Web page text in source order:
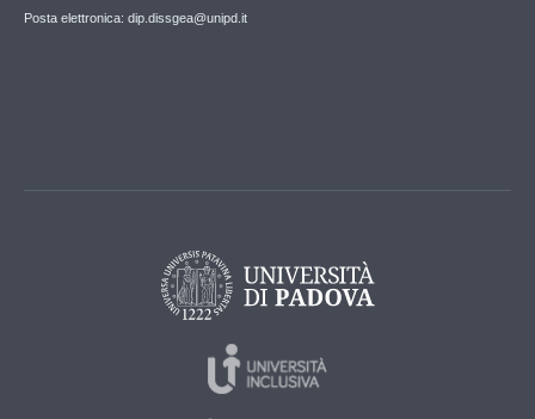
Posta elettronica: dip.dissgea@unipd.it